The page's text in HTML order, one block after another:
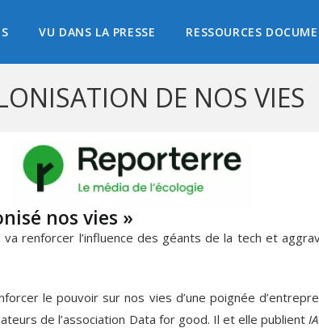
VU DANS LA PRESSE RESSOURCES
DE NOS VIES
nos vies »
renforcer l’influence des géants de la tech et
le pouvoir sur nos vies d’une poignée
de l’association Data for good. Il et elle publientIA